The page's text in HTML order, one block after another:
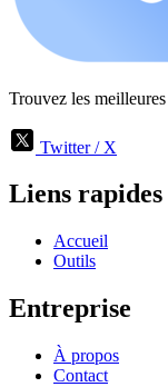
Trouvez les
Twitter / X
Liens rapides
Accueil
Outils
Entreprise
À propos
Contact